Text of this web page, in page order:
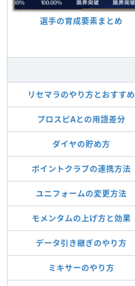
選手の育成要素まとめ
リセマラのやり方とおすすめ
プロスピAとの用語差分
ダイヤの貯め方
ポイントクラブの連携方法
ユニフォームの変更方法
モメンタムの上げ方と効果
データ引き継ぎのやり方
ミキサーのやり方